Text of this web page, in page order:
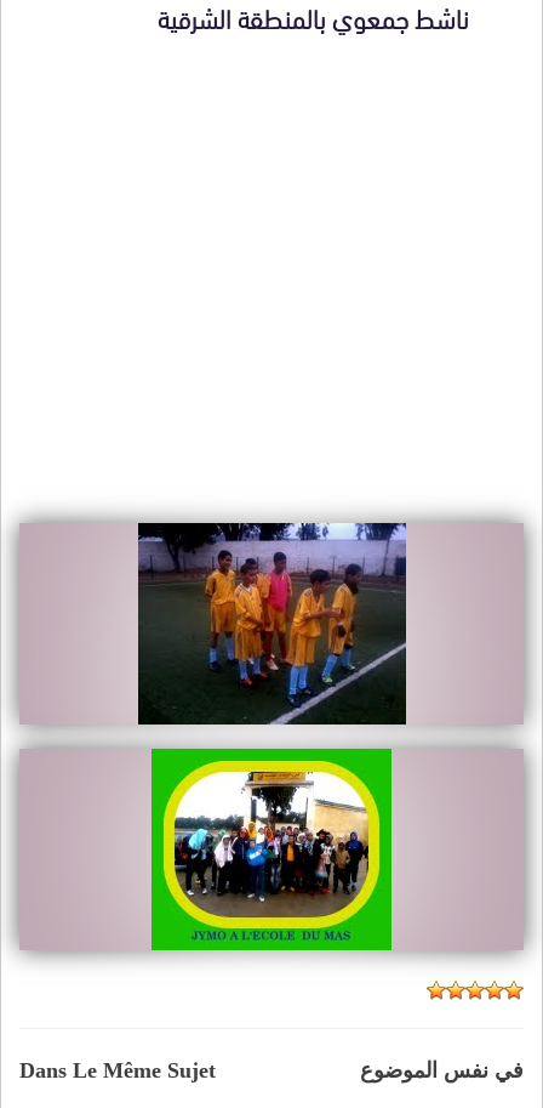
ناشط جمعوي بالمنطقة الشرقية
Dans Le Même Sujet في نفس الموضوع